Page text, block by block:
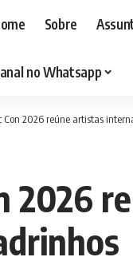
Sobre
no Whatsapp
Con 2026 reúne artistas
2026